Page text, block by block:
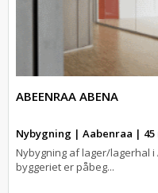
ABEENRAA ABENA
Nybygning | Aabenraa | 45
Nybygning af lager/lagerhal
byggeriet er påbeg...